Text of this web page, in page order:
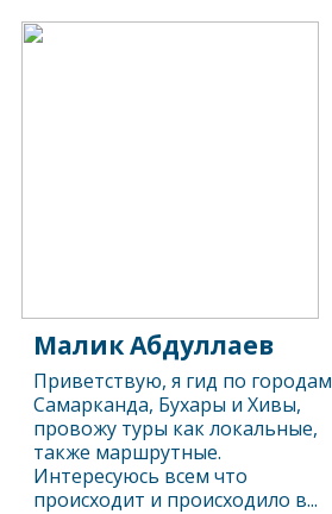
Малик Абдуллаев
Приветствую, я гид по городам
Самарканда, Бухары и Хивы,
провожу туры как локальные,
также маршрутные.
Интересуюсь всем что
происходит и происходило в...